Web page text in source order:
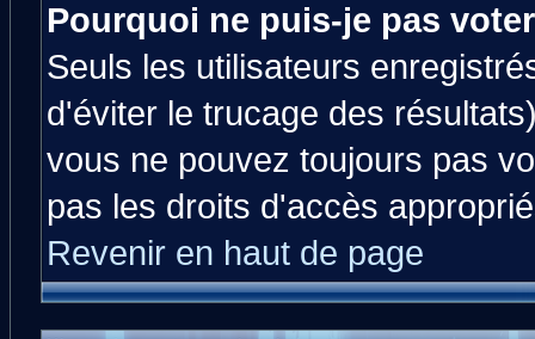
Pourquoi ne puis-je pas
Seuls les utilisateurs
d'éviter le trucage des
vous ne pouvez toujours pas
pas les droits d'accès
Revenir en haut de page